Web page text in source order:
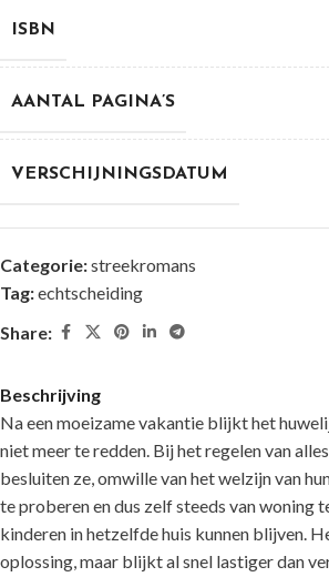
ISBN
AANTAL PAGINA’S
VERSCHIJNINGSDATUM
Categorie:streekromans
Tag:echtscheiding
Share:
Beschrijving
Na een moeizame vakantie blijkt het
niet meer te redden. Bij het regelen van
besluiten ze, omwille van het welzijn van
te proberen en dus zelf steeds van woning
kinderen in hetzelfde huis kunnen blijven.
oplossing, maar blijkt al snel lastiger dan